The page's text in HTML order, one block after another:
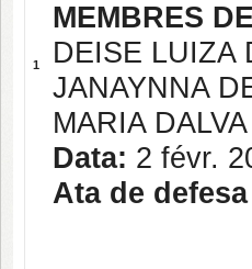
1
MEMBRES
DEISE LUIZA
JANAYNNA
MARIA
Data: 2 févr.
Ata de